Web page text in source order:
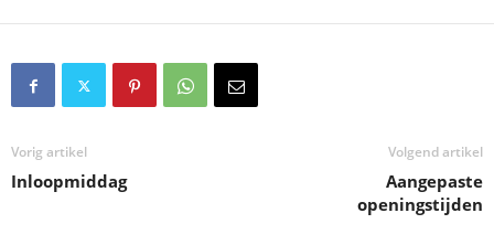
Vorig artikel
Inloopmiddag
Volgend artikel
Aangepaste
openingstijden